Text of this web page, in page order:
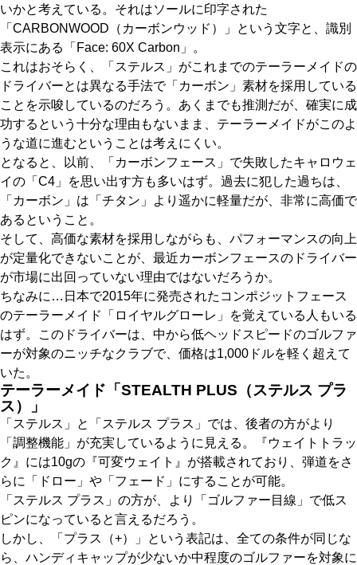
いかと考えている。それはソールに印字された
「CARBONWOOD（カーボンウッド）」という文字と、識別
表示にある「Face: 60X Carbon」。
これはおそらく、「ステルス」がこれまでのテーラーメイドの
ドライバーとは異なる手法で「カーボン」素材を採用している
ことを示唆しているのだろう。あくまでも推測だが、確実に成
功するという十分な理由もないまま、テーラーメイドがこのよ
うな道に進むということは考えにくい。
となると、以前、「カーボンフェース」で失敗したキャロウェ
イの「C4」を思い出す方も多いはず。過去に犯した過ちは、
「カーボン」は「チタン」より遥かに軽量だが、非常に高価で
あるということ。
そして、高価な素材を採用しながらも、パフォーマンスの向上
が定量化できないことが、最近カーボンフェースのドライバー
が市場に出回っていない理由ではないだろうか。
ちなみに…日本で2015年に発売されたコンポジットフェース
のテーラーメイド「ロイヤルグローレ」を覚えている人もいる
はず。このドライバーは、中から低ヘッドスピードのゴルファ
ーが対象のニッチなクラブで、価格は1,000ドルを軽く超えて
いた。
テーラーメイド「STEALTH PLUS（ステルス プラ
ス）」
「ステルス」と「ステルス プラス」では、後者の方がより
「調整機能」が充実しているように見える。『ウェイトトラッ
ク』には10gの『可変ウェイト』が搭載されており、弾道をさ
らに「ドロー」や「フェード」にすることが可能。
「ステルス プラス」の方が、より「ゴルファー目線」で低ス
ピンになっていると言えるだろう。
しかし、「プラス（+）」という表記は、全ての条件が同じな
ら、ハンディキャップが少ないか中程度のゴルファーを対象に